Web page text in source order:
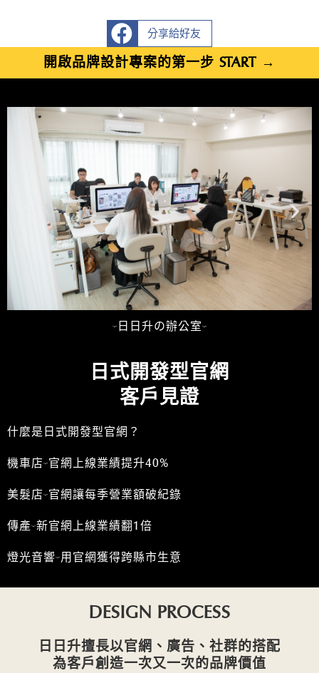
分享給好友
開啟品牌設計專案的第一步 START →
-日日升の辦公室-
日式開發型官網
客戶見證
什麼是日式開發型官網？
機車店-官網上線業績提升40%
美髮店-官網讓每季營業額破紀錄
傳產-新官網上線業績翻1倍
燈光音響-用官網獲得跨縣市生意
DESIGN PROCESS
日日升擅長以官網、廣告、社群的搭配
為客戶創造一次又一次的品牌價值